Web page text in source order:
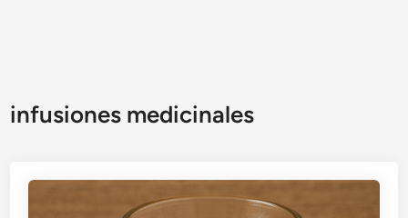
infusiones medicinales